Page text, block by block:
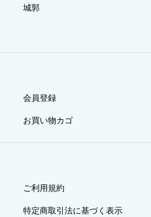
城郭
会員登録
お買い物カゴ
ご利用規約
特定商取引法に基づく表示